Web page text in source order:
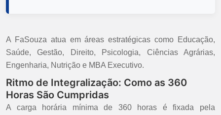
A FaSouza atua em áreas estratégicas como Educação,
Saúde, Gestão, Direito, Psicologia, Ciências Agrárias,
Engenharia, Nutrição e MBA Executivo.
Ritmo de Integralização: Como as 360
Horas São Cumpridas
A carga horária mínima de 360 horas é fixada pela